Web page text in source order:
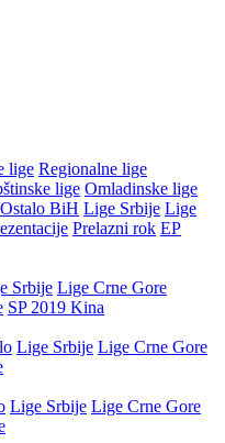
lige Regionalne lige
lige Omladinske lige
Ostalo BiH Lige Srbije Lige
Prelazni rok EP
Srbije Lige Crne Gore
SP 2019 Kina
Lige Srbije Lige Crne Gore
Lige Srbije Lige Crne Gore